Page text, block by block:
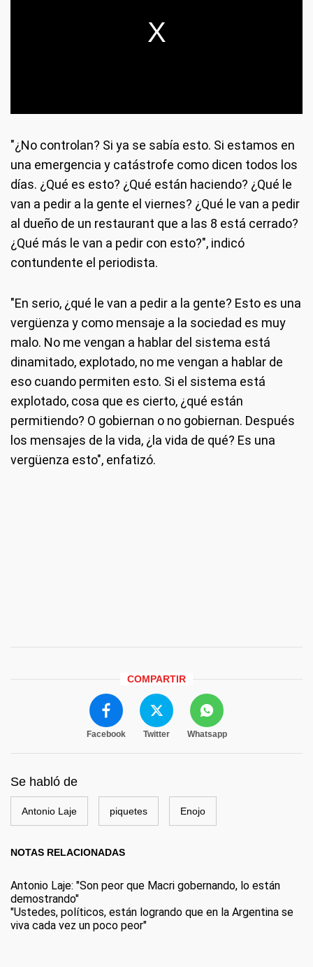
"¿No controlan? Si ya se sabía esto. Si estamos en
una emergencia y catástrofe como dicen todos los
días. ¿Qué es esto? ¿Qué están haciendo? ¿Qué le
van a pedir a la gente el viernes? ¿Qué le van a pedir
al dueño de un restaurant que a las 8 está cerrado?
¿Qué más le van a pedir con esto?", indicó
contundente el periodista.
"En serio, ¿qué le van a pedir a la gente? Esto es una
vergüenza y como mensaje a la sociedad es muy
malo. No me vengan a hablar del sistema está
dinamitado, explotado, no me vengan a hablar de
eso cuando permiten esto. Si el sistema está
explotado, cosa que es cierto, ¿qué están
permitiendo? O gobiernan o no gobiernan. Después
los mensajes de la vida, ¿la vida de qué? Es una
vergüenza esto", enfatizó.
COMPARTIR
Facebook Twitter Whatsapp
Se habló de
Antonio Laje piquetes Enojo
NOTAS RELACIONADAS
Antonio Laje: "Son peor que Macri gobernando, lo están
demostrando"
"Ustedes, políticos, están logrando que en la Argentina se
viva cada vez un poco peor"